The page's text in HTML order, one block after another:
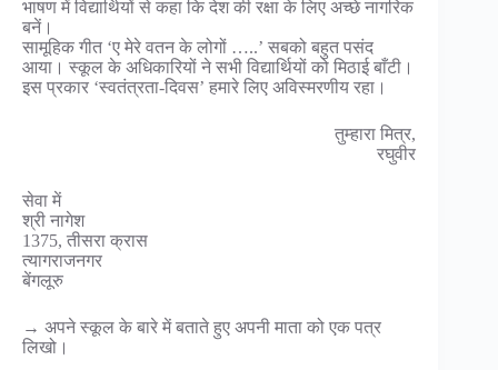
भाषण में विद्यार्थियों से कहा कि देश की रक्षा के लिए अच्छे नागरिक
बनें।
सामूहिक गीत ‘ए मेरे वतन के लोगों …..’ सबको बहुत पसंद
आया। स्कूल के अधिकारियों ने सभी विद्यार्थियों को मिठाई बाँटी।
इस प्रकार ‘स्वतंत्रता-दिवस’ हमारे लिए अविस्मरणीय रहा।
तुम्हारा मित्र,
रघुवीर
सेवा में
श्री नागेश
1375, तीसरा क्रास
त्यागराजनगर
बेंगलूरु
→ अपने स्कूल के बारे में बताते हुए अपनी माता को एक पत्र
लिखो।